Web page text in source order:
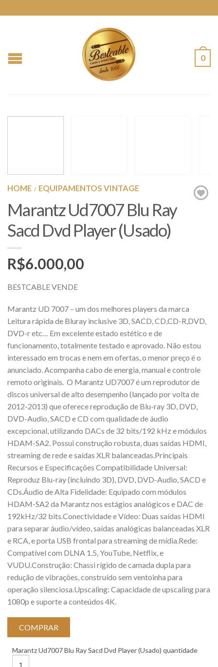
0
HOME / EQUIPAMENTOS VINTAGE
Marantz Ud7007 Blu Ray
Sacd Dvd Player (Usado)
R$6.000,00
BESTCABLE VENDE
Marantz UD 7007 – um dos melhores players da marca
Leitura rápida de Bluray inclusive 3D, SACD, CD,CD-R,DVD,
DVD-r etc… Em excelente estado estético e de
funcionamento, totalmente testado e aprovado. Não estou
interessado em trocas e nem em ofertas, o menor preço é o
anunciado. Acompanha cabo de energia, manual e controle
remoto originais. O Marantz UD7007 é um reprodutor de
discos universal de alto desempenho (lançado por volta de
2012-2013) que oferece reprodução de Blu-ray 3D, DVD,
DVD-Audio, SACD e CD com qualidade de áudio
excepcional, utilizando DACs de 32 bits/192 kHz e módulos
HDAM-SA2. Possui construção robusta, duas saídas HDMI,
streaming de rede e saídas XLR balanceadas.Principais
Recursos e Especificações Compatibilidade Universal:
Reproduz Blu-ray (incluindo 3D), DVD, DVD-Audio, SACD e
CDs.Áudio de Alta Fidelidade: Equipado com módulos
HDAM-SA2 da Marantz nos estágios analógicos e DAC de
192kHz/32 bits.Conectividade e Vídeo: Duas saídas HDMI
para separar áudio/vídeo, saídas analógicas balanceadas XLR
e RCA, e porta USB frontal para streaming de mídia.Rede:
Compatível com DLNA 1.5, YouTube, Netflix, e
VUDU.Construção: Chassi rígido de camada dupla para
redução de vibrações, construído sem ventoinha para
operação silenciosa.Upscaling: Capacidade de upscaling para
1080p e suporte a conteúdos 4K.
COMPRAR
Marantz Ud7007 Blu Ray Sacd Dvd Player (Usado) quantidade